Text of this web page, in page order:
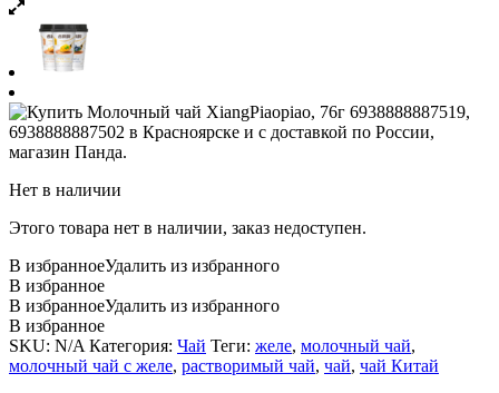
Нет в наличии
Этого товара нет в наличии, заказ недоступен.
В избранноеУдалить из избранного
В избранное
В избранноеУдалить из избранного
В избранное
SKU: N/A Категория: Чай Теги: желе, молочный чай,
молочный чай с желе, растворимый чай, чай, чай Китай